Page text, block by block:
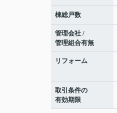
棟総戸数
管理会社 /
管理組合有無
リフォーム
取引条件の
有効期限